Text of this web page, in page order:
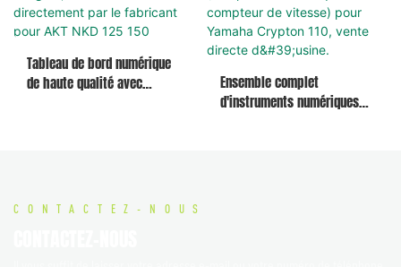
Tableau de bord numérique
de haute qualité avec
Ensemble complet
d'instruments numériques
CONTACTEZ-NOUS